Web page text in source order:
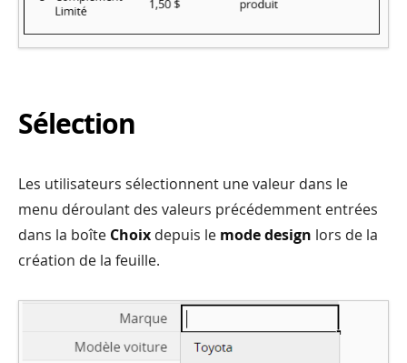
Sélection
Les utilisateurs sélectionnent une valeur dans le
menu déroulant des valeurs précédemment entrées
dans la boîte Choix depuis le mode design lors de la
création de la feuille.